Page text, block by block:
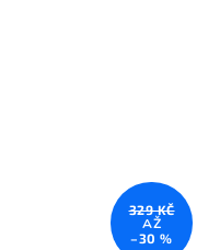
329 KČ
AŽ
–30 %